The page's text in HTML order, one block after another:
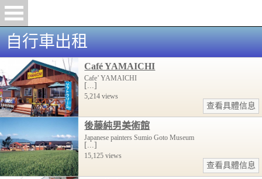
自行車出租
Café YAMAICHI
Cafe’ YAMAICHI
[...]
5,214 views
查看具體信息
後藤純男美術館
Japanese painters Sumio Goto Museum
[...]
15,125 views
查看具體信息